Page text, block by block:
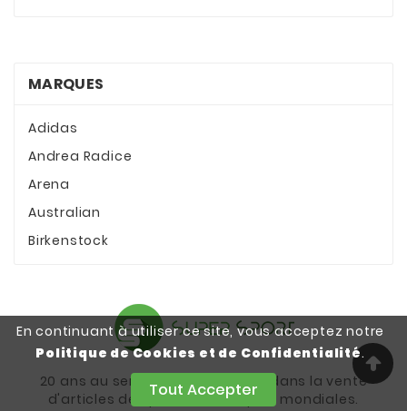
En continuant à utiliser ce site, vous acceptez notre
Politique de Cookies et de Confidentialité.
Tout Accepter
MARQUES
Adidas
Andrea Radice
Arena
Australian
Birkenstock
20 ans au service de nos clients dans la vente
d'articles de sports de marques mondiales.